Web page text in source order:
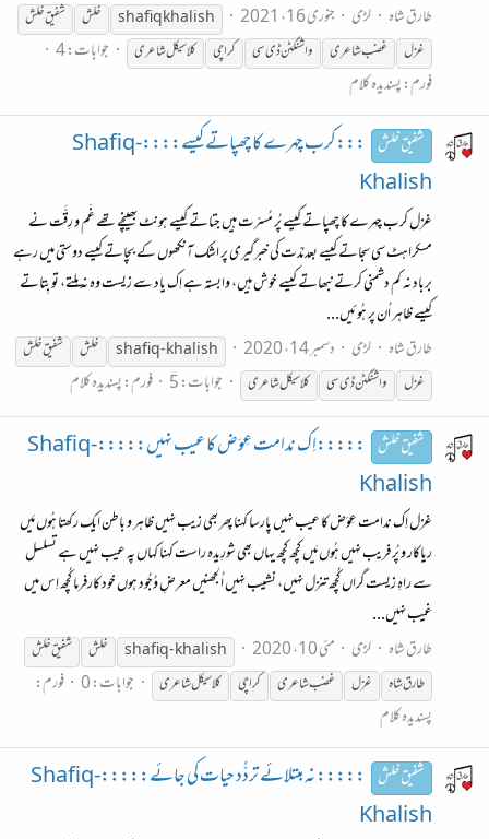
طارق شاہ
لڑی جنوری 16، 2021 shafiq khalish خلش شفیقخلش
غزل
غضب شاعری واشنگٹن ڈی سی کراچی کلاسیکل شاعری
جوابات: 4
فورم:پسندیدہ کلام
شفیق خلش
:::کرب چہرے کا چھپاتے کیسے::::Shafiq-
Khalish
غزل کرب چہرے کا چھپاتے کیسے پُر مُسرّت ہیں جتاتے کیسے ہونٹ بھینچے تھے غَم و رِقَّت نے
مسکراہٹ سی سجاتے کیسے بعد مُدّت کی خبرگیری پر اشک آنکھوں کے بچاتے کیسے دوستی میں رہے
برباد نہ کم دشمنی کرتے نبھاتے کیسے خوش ہیں، وابستہ ہے اِک یاد سے زیست وہ نہ مِلتے، تو بِتاتے
کیسے ظاہر اُن پر ہُوئیں...
طارق شاہ
لڑی دسمبر 14، 2020 shafiq-khalish خلش شفیقخلش
غزل
واشنگٹن ڈی سی کلاسیکل شاعری جوابات: 5 فورم:پسندیدہ کلام
شفیق خلش
:::::اِک ندامت عِوَض کا عیب نہیں:::::Shafiq-
Khalish
غزل اِک ندامت عِوَض کا عیب نہیں پارسا کہنا پھر بھی زیب نہیں ظاہر و باطن ایک رکھتا ہُوں مَیں
ریاکار و پُر فریب نہیں ہُوں مَیں کچھ کچھ یہاں بھی شورِیدہ راست کہنا کہاں پہ عیب نہیں ہے تسلسل
سے راہِ زیست گراں کُچھ تنزل نہیں، نشیب نہیں اُلجھنیں معرضِ وُجُود ہوں خود کارفرما کُچھ اِس میں
غیب نہیں...
طارق شاہ
لڑی مئی 10، 2020 shafiq-khalish خلش شفیقخلش
طارق شاہ
غزل غضب شاعری کراچی کلاسیکل شاعری جوابات: 0
فورم:
پسندیدہ کلام
شفیق خلش
::::: نہ مبتلائے تردُّد حیات کی جائے:::::Shafiq-
Khalish